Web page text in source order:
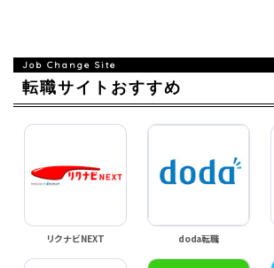
転職サイトおすすめ
リクナビNEXT doda転職